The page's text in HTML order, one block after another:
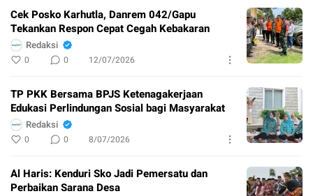
Cek Posko Karhutla, Danrem 042/Gapu
Tekankan Respon Cepat Cegah Kebakaran
Redaksi
0 0 12/07/2026
TP PKK Bersama BPJS Ketenagakerjaan
Edukasi Perlindungan Sosial bagi Masyarakat
Redaksi
0 0 8/07/2026
Al Haris: Kenduri Sko Jadi Pemersatu dan
Perbaikan Sarana Desa